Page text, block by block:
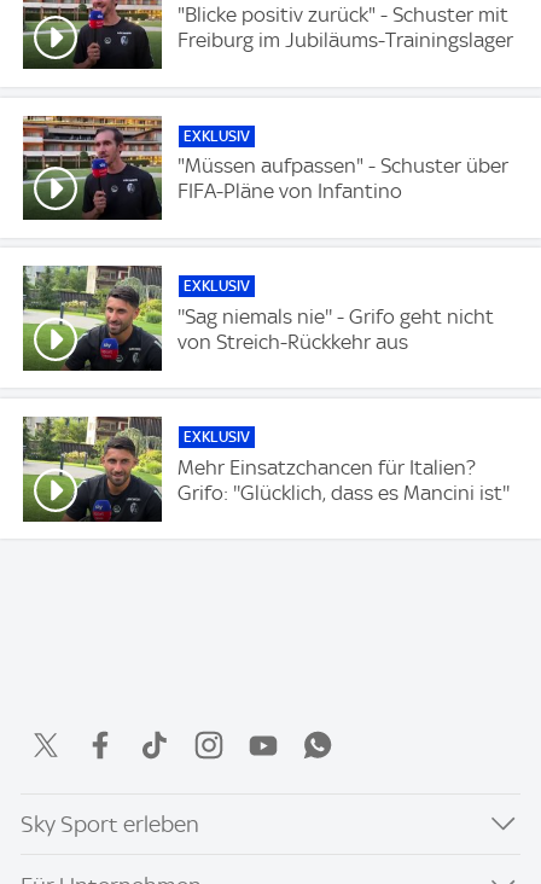
"Blicke positiv zurück" - Schuster mit
Freiburg im Jubiläums-Trainingslager
EXKLUSIV
"Müssen aufpassen" - Schuster über
FIFA-Pläne von Infantino
EXKLUSIV
''Sag niemals nie'' - Grifo geht nicht
von Streich-Rückkehr aus
EXKLUSIV
Mehr Einsatzchancen für Italien?
Grifo: ''Glücklich, dass es Mancini ist''
Sky Sport erleben